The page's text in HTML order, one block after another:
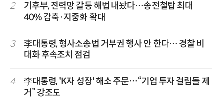
2
기후부, 전력망 갈등 해법 내놨다…송전철탑 최대
40% 감축·지중화 확대
3
李대통령, 형사소송법 거부권 행사 안 한다… 경찰 비
대화 후속조치 점검
4
李대통령, 'K자 성장' 해소 주문…“기업 투자 걸림돌 제
거” 강조도